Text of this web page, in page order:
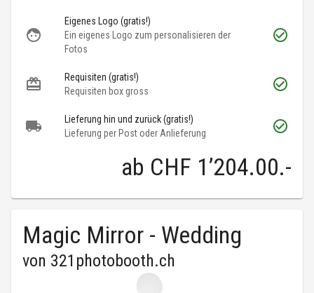
Eigenes Logo (gratis!)
Ein eigenes Logo zum personalisieren der
Fotos
Requisiten (gratis!)
Requisiten box gross
Lieferung hin und zurück (gratis!)
Lieferung per Post oder Anlieferung
ab CHF 1’204.00.-
Magic Mirror - Wedding
von 321photobooth.ch